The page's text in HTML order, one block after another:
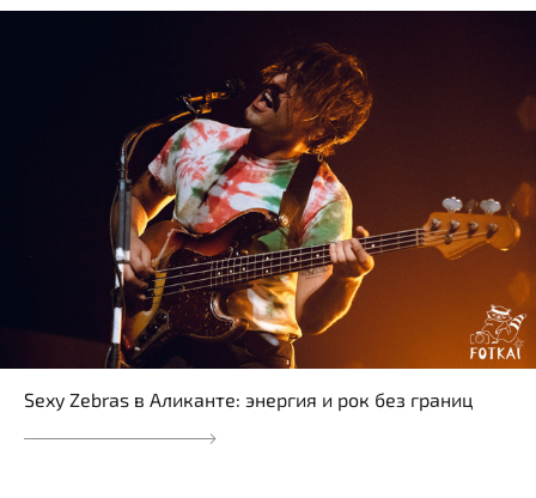
Sexy Zebras в Аликанте: энергия и рок без границ